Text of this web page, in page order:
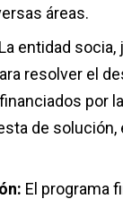
áreas.
La entidad socia,
resolver el
por
de
El programa